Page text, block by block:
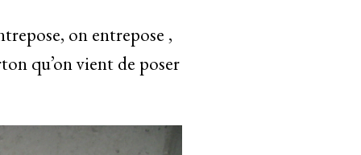
on entrepose ,
qu’on vient de poser